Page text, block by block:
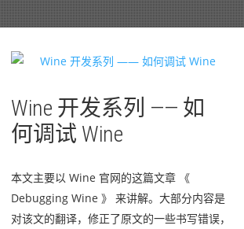
Wine 开发系列 —— 如
何调试 Wine
本文主要以 Wine 官网的这篇文章 《
Debugging Wine 》 来讲解。大部分内容是
对该文的翻译，修正了原文的一些书写错误，